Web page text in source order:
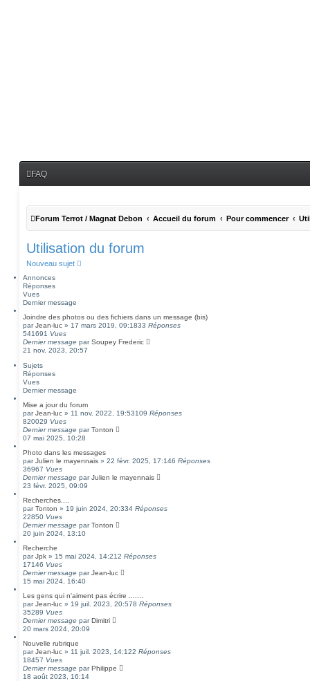
FAQ
Forum Terrot / Magnat Debon Accueil du forum Pour commencer
Utilisation du forum
Nouveau sujet
Annonces
Réponses
Vues
Dernier message
Joindre des photos ou des fichiers dans un message (bis)
parJean-luc » 17 mars 2019, 09:1833 Réponses
541691 Vues
Dernier message parSoupey Frederic
21 nov. 2023, 20:57
Sujets
Réponses
Vues
Dernier message
Mise a jour du forum
parJean-luc » 11 nov. 2022, 19:53109 Réponses
820029 Vues
Dernier message parTonton
07 mai 2025, 10:28
Photo dans les messages
parJulien le mayennais » 22 févr. 2025, 17:146 Réponses
36967 Vues
Dernier message parJulien le mayennais
23 févr. 2025, 09:09
Recherches....
parTonton » 19 juin 2024, 20:334 Réponses
22850 Vues
Dernier message parTonton
20 juin 2024, 13:10
Recherche
parJpk » 15 mai 2024, 14:212 Réponses
17146 Vues
Dernier message parJean-luc
15 mai 2024, 16:40
Les gens qui n'aiment pas écrire .......
parJean-luc » 19 juil. 2023, 20:578 Réponses
35289 Vues
Dernier message parDimitri
20 mars 2024, 20:09
Nouvelle rubrique
parJean-luc » 11 juil. 2023, 14:122 Réponses
18457 Vues
Dernier message parPhilippe
18 août 2023, 16:14